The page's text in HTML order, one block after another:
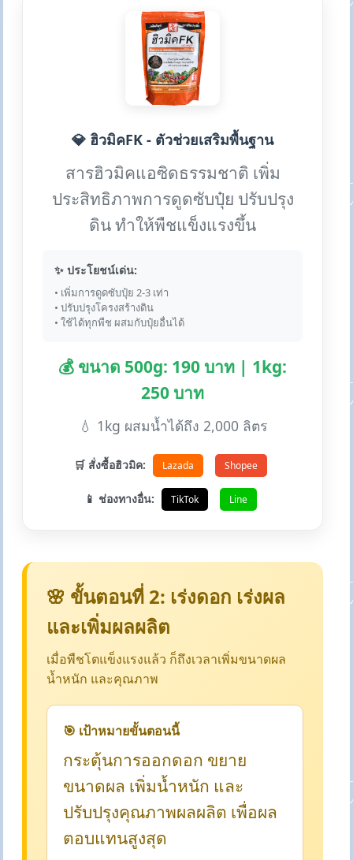
💎 ฮิวมิคFK - ตัวช่วยเสริมพื้นฐาน
สารฮิวมิคแอซิดธรรมชาติ เพิ่ม
ประสิทธิภาพการดูดซับปุ๋ย ปรับปรุง
ดิน ทำให้พืชแข็งแรงขึ้น
✨ ประโยชน์เด่น:
• เพิ่มการดูดซับปุ๋ย 2-3 เท่า
• ปรับปรุงโครงสร้างดิน
• ใช้ได้ทุกพืช ผสมกับปุ๋ยอื่นได้
💰 ขนาด 500g: 190 บาท | 1kg:
250 บาท
💧 1kg ผสมน้ำได้ถึง 2,000 ลิตร
🛒 สั่งซื้อฮิวมิค: Lazada Shopee
📱 ช่องทางอื่น: TikTok Line
🌸 ขั้นตอนที่ 2: เร่งดอก เร่งผล
และเพิ่มผลผลิต
เมื่อพืชโตแข็งแรงแล้ว ก็ถึงเวลาเพิ่มขนาดผล
น้ำหนัก และคุณภาพ
🎯 เป้าหมายขั้นตอนนี้
กระตุ้นการออกดอก ขยาย
ขนาดผล เพิ่มน้ำหนัก และ
ปรับปรุงคุณภาพผลผลิต เพื่อผล
ตอบแทนสูงสุด